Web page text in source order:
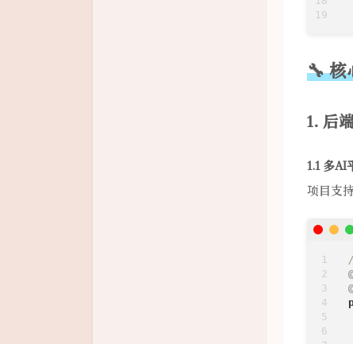
🔧 核
1. 后
1.1 多AI
项目支